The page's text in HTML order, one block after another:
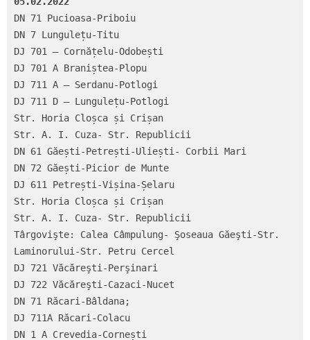
DN 71 Pucioasa-Priboiu
DN 7 Lungulețu-Titu
DJ 701 – Cornățelu-Odobești
DJ 701 A Braniștea-Plopu
DJ 711 A – Serdanu-Potlogi
DJ 711 D – Lungulețu-Potlogi
Str. Horia Cloșca și Crișan
Str. A. I. Cuza- Str. Republicii
DN 61 Găești-Petrești-Uliești- Corbii Mari
DN 72 Găești-Picior de Munte
DJ 611 Petrești-Vișina-Șelaru
Str. Horia Cloșca și Crișan
Str. A. I. Cuza- Str. Republicii
Târgovişte: Calea Câmpulung- Şoseaua Găeşti-Str.
Laminorului-Str. Petru Cercel
DJ 721 Văcăreşti-Perşinari
DJ 722 Văcăreşti-Cazaci-Nucet
DN 71 Răcari-Bâldana;
DJ 711A Răcari-Colacu
DN 1 A Crevedia-Cornești